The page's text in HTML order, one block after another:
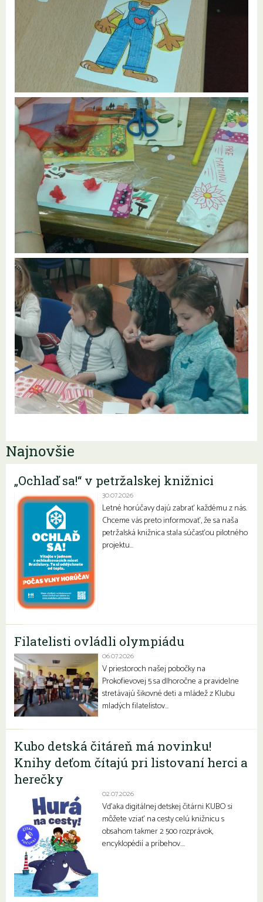
Najnovšie
„Ochlaď sa!“ v petržalskej knižnici
30.07.2026
Letné horúčavy dajú zabrať každému z nás.
Chceme vás preto informovať, že sa naša
petržalská knižnica stala súčasťou pilotného
projektu…
Filatelisti ovládli olympiádu
06.07.2026
V priestoroch našej pobočky na
Prokofievovej 5 sa dlhoročne a pravidelne
stretávajú šikovné deti a mládež z Klubu
mladých filatelistov…
Kubo detská čitáreň má novinku!
Knihy deťom čítajú pri listovaní herci a
herečky
02.07.2026
Vďaka digitálnej detskej čitárni KUBO si
môžete vziať na cesty celú knižnicu s
obsahom takmer 2 500 rozprávok,
encyklopédií a príbehov….